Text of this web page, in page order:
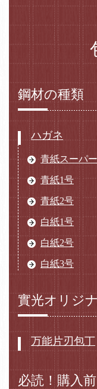
鋼材の種類
ハガネ
青紙スーパー
青紙1号
青紙2号
白紙1号
白紙2号
白紙3号
實光オリジ
万能片刃包丁
必読！購入